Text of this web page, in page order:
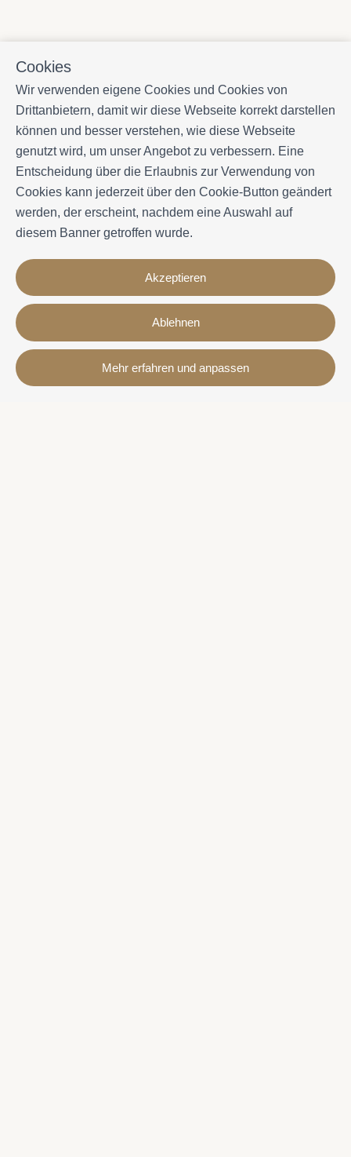
Cookies
Wir verwenden eigene Cookies und Cookies von
Drittanbietern, damit wir diese Webseite korrekt darstellen
können und besser verstehen, wie diese Webseite
genutzt wird, um unser Angebot zu verbessern. Eine
Entscheidung über die Erlaubnis zur Verwendung von
Cookies kann jederzeit über den Cookie-Button geändert
werden, der erscheint, nachdem eine Auswahl auf
diesem Banner getroffen wurde.
Akzeptieren
Ablehnen
Mehr erfahren und anpassen
Kontakt
Avda. Sant Joan de Déu, 57 43820 - Calafell platja